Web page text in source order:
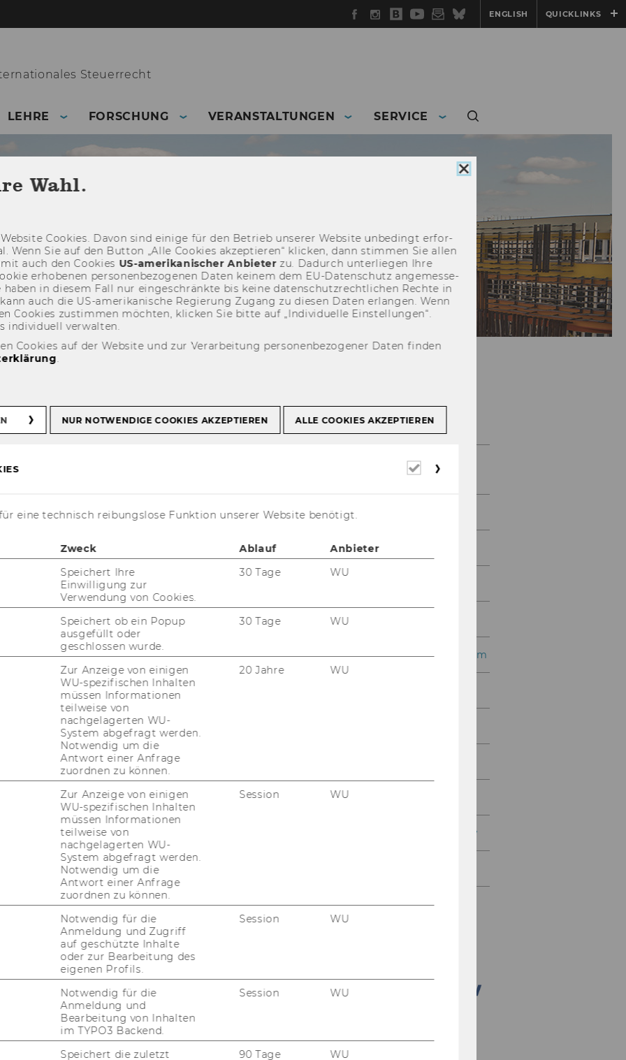
Facebook
Instagram
WU
Blog
YouTube
Newsletter
BlueskyENGLISH QUICKLINKS
Steuerrecht
LEHRE FORSCHUNG VERANSTALTUNGEN SERVICE
CO­ope­ra­ting on TAXes) ist eine Platt­
der For­schung auf dem Ge­biet des
Steu­er­rechts. Stu­die­ren­de von fünf­
und Süd­ame­ri­ka sowie Afri­ka ar­bei­
ge­mein­sam an ak­tu­el­len The­men
mit rechts­ver­glei­chen­dem
Teil­nah­me?
eine Bachelor-​ oder Mas­ter­ar­beit in
steu­er­recht­li­chen Thema
bei der EU­CO­TAX Win­ter­cour­se 2027.
2027 statt?
fin­det von8.–15. April 2027 in Paris
an EU­CO­TAX teil?
Lehre
Lehrveranstaltungen
Studienverlauf
Eucotax
Colloquium
BFG-Verwaltungspraktikum
Studienzertifikat
LLM International Tax Law
Cookie
Wahl.
Coo­kies. Davon sind ei­ni­ge für den Be­trieb un­se­rer Web­site un­be­dingt er­for­
Wenn Sie auf den But­ton „Alle Coo­kies ak­zep­tie­ren“ kli­cken, dann stim­men Sie allen
auch den Coo­kies US-​amerikanischer An­bie­terzu. Da­durch un­ter­lie­gen Ihre
er­ho­be­nen per­so­nen­be­zo­ge­nen Daten kei­nem dem EU-​Datenschutz an­ge­mes­se­
haben in die­sem Fall nur ein­ge­schränk­te bis keine da­ten­schutz­recht­li­chen Rech­te in
auch die US-​amerikanische Re­gie­rung Zu­gang zu die­sen Daten er­lan­gen. Wenn
Coo­kies zu­stim­men möch­ten, kli­cken Sie bitte auf „In­di­vi­du­el­le Ein­stel­lun­gen“.
in­di­vi­du­ell ver­wal­ten.
Cookies auf der Website und zur Verarbeitung personenbezogener Daten finden
.
NUR NOTWENDIGE COOKIES AKZEPTIEREN ALLE COOKIES AKZEPTIEREN
Erforderliche
eine technisch reibungslose Funktion unserer Website benötigt.
Zweck Ablauf
Anbieter
Speichert Ihre
Einwilligung zur
Verwendung von Cookies.
30 Tage WU
Speichert ob ein Popup
ausgefüllt oder
geschlossen wurde.
30 Tage WU
Zur Anzeige von einigen
WU-spezifischen Inhalten
müssen Informationen
teilweise von
nachgelagerten WU-
System abgefragt werden.
Notwendig um die
Antwort einer Anfrage
zuordnen zu können.
20 Jahre WU
Zur Anzeige von einigen
WU-spezifischen Inhalten
müssen Informationen
teilweise von
nachgelagerten WU-
System abgefragt werden.
Notwendig um die
Antwort einer Anfrage
zuordnen zu können.
Session WU
Notwendig für die
Anmeldung und Zugriff
auf geschützte Inhalte
oder zur Bearbeitung des
eigenen Profils.
Session WU
Notwendig für die
Anmeldung und
Bearbeitung von Inhalten
im TYPO3 Backend.
Session WU
Speichert die zuletzt
90 Tage WU